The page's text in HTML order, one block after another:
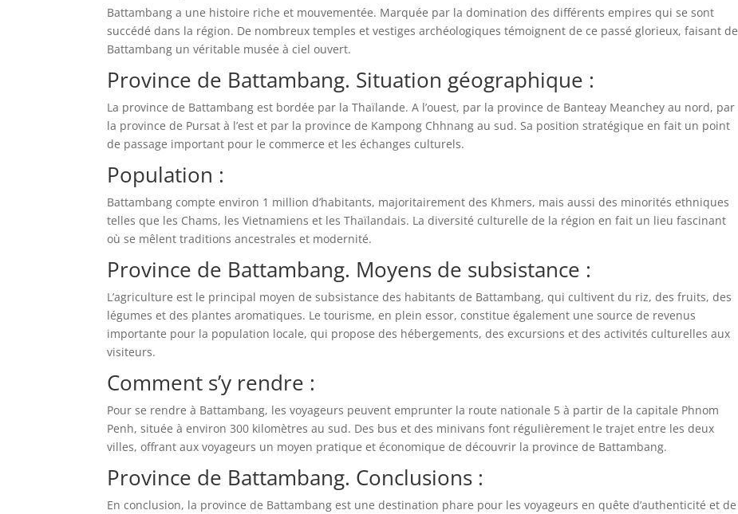
Battambang a une histoire riche et mouvementée. Marquée par la domination des différents empires qui se sont
succédé dans la région. De nombreux temples et vestiges archéologiques témoignent de ce passé glorieux, faisant de
Battambang un véritable musée à ciel ouvert.
Province de Battambang. Situation géographique :
La province de Battambang est bordée par la Thaïlande. A l’ouest, par la province de Banteay Meanchey au nord, par
la province de Pursat à l’est et par la province de Kampong Chhnang au sud. Sa position stratégique en fait un point
de passage important pour le commerce et les échanges culturels.
Population :
Battambang compte environ 1 million d’habitants, majoritairement des Khmers, mais aussi des minorités ethniques
telles que les Chams, les Vietnamiens et les Thaïlandais. La diversité culturelle de la région en fait un lieu fascinant
où se mêlent traditions ancestrales et modernité.
Province de Battambang. Moyens de subsistance :
L’agriculture est le principal moyen de subsistance des habitants de Battambang, qui cultivent du riz, des fruits, des
légumes et des plantes aromatiques. Le tourisme, en plein essor, constitue également une source de revenus
importante pour la population locale, qui propose des hébergements, des excursions et des activités culturelles aux
visiteurs.
Comment s’y rendre :
Pour se rendre à Battambang, les voyageurs peuvent emprunter la route nationale 5 à partir de la capitale Phnom
Penh, située à environ 300 kilomètres au sud. Des bus et des minivans font régulièrement le trajet entre les deux
villes, offrant aux voyageurs un moyen pratique et économique de découvrir la province de Battambang.
Province de Battambang. Conclusions :
En conclusion, la province de Battambang est une destination phare pour les voyageurs en quête d’authenticité et de